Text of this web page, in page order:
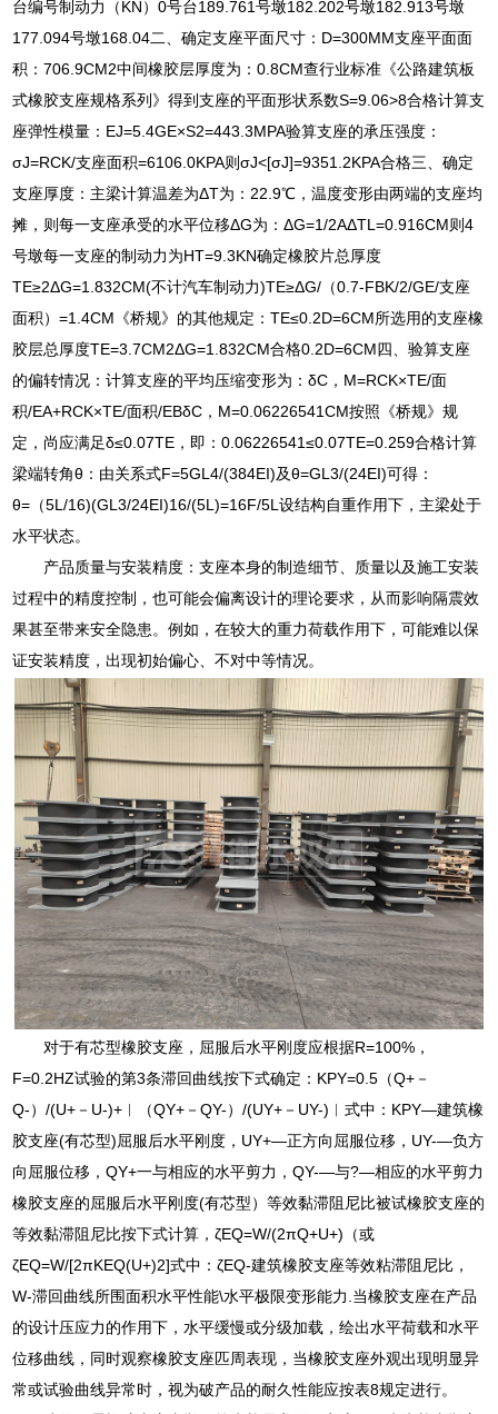
台编号制动力（KN）0号台189.761号墩182.202号墩182.913号墩
177.094号墩168.04二、确定支座平面尺寸：D=300MM支座平面面
积：706.9CM2中间橡胶层厚度为：0.8CM查行业标准《公路建筑板
式橡胶支座规格系列》得到支座的平面形状系数S=9.06>8合格计算支
座弹性模量：EJ=5.4GE×S2=443.3MPA验算支座的承压强度：
σJ=RCK/支座面积=6106.0KPA则σJ<[σJ]=9351.2KPA合格三、确定
支座厚度：主梁计算温差为ΔT为：22.9℃，温度变形由两端的支座均
摊，则每一支座承受的水平位移ΔG为：ΔG=1/2AΔTL=0.916CM则4
号墩每一支座的制动力为HT=9.3KN确定橡胶片总厚度
TE≥2ΔG=1.832CM(不计汽车制动力)TE≥ΔG/（0.7-FBK/2/GE/支座
面积）=1.4CM《桥规》的其他规定：TE≤0.2D=6CM所选用的支座橡
胶层总厚度TE=3.7CM2ΔG=1.832CM合格0.2D=6CM四、验算支座
的偏转情况：计算支座的平均压缩变形为：δC，M=RCK×TE/面
积/EA+RCK×TE/面积/EBδC，M=0.06226541CM按照《桥规》规
定，尚应满足δ≤0.07TE，即：0.06226541≤0.07TE=0.259合格计算
梁端转角θ：由关系式F=5GL4/(384EI)及θ=GL3/(24EI)可得：
θ=（5L/16)(GL3/24EI)16/(5L)=16F/5L设结构自重作用下，主梁处于
水平状态。
产品质量与安装精度：支座本身的制造细节、质量以及施工安装
过程中的精度控制，也可能会偏离设计的理论要求，从而影响隔震效
果甚至带来安全隐患。例如，在较大的重力荷载作用下，可能难以保
证安装精度，出现初始偏心、不对中等情况。
对于有芯型橡胶支座，屈服后水平刚度应根据R=100%，
F=0.2HZ试验的第3条滞回曲线按下式确定：KPY=0.5（Q+－
Q-）/(U+－U-)+︱（QY+－QY-）/(UY+－UY-)︱式中：KPY―建筑橡
胶支座(有芯型)屈服后水平刚度，UY+―正方向屈服位移，UY-―负方
向屈服位移，QY+一与相应的水平剪力，QY-―与?—相应的水平剪力
橡胶支座的屈服后水平刚度(有芯型）等效黏滞阻尼比被试橡胶支座的
等效黏滞阻尼比按下式计算，ζEQ=W/(2πQ+U+)（或
ζEQ=W/[2πKEQ(U+)2]式中：ζEQ-建筑橡胶支座等效粘滞阻尼比，
W-滞回曲线所围面积水平性能\水平极限变形能力.当橡胶支座在产品
的设计压应力的作用下，水平缓慢或分级加载，绘出水平荷载和水平
位移曲线，同时观察橡胶支座匹周表现，当橡胶支座外观出现明显异
常或试验曲线异常时，视为破产品的耐久性能应按表8规定进行。